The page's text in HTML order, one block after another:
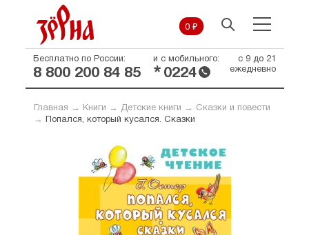
0 ₽
Бесплатно по России:
8 800 200 84 85
и с мобильного:
* 0224
с 9 до 21
ежедневно
Главная → Книги → Детские книги →
Сказки и повести
→
Попался, который кусался. Сказки